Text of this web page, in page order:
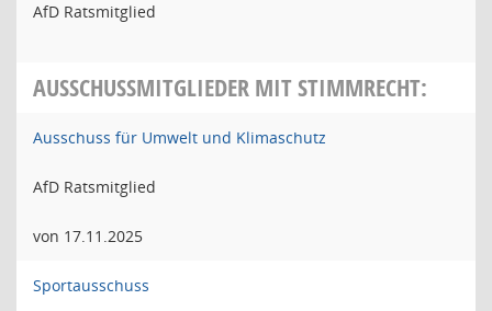
AfD Ratsmitglied
AUSSCHUSSMITGLIEDER MIT STIMMRECHT:
Ausschuss für Umwelt und Klimaschutz
AfD Ratsmitglied
von 17.11.2025
Sportausschuss